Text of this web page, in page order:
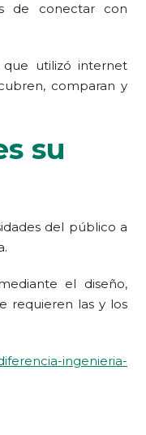
de conectar con
utilizó internet
comparan y
su
del público a
el diseño,
requieren las y los
ingenieria-